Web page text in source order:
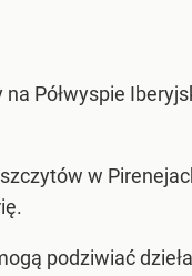
Półwyspie
w
podziwiać